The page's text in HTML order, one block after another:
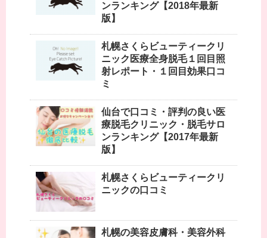
ンランキング【2018年最新
版】
札幌さくらビューティークリ
ニック医療全身脱毛１回目照
射レポート・１回目効果口コ
ミ
仙台で口コミ・評判の良い医
療脱毛クリニック・脱毛サロ
ンランキング【2017年最新
版】
札幌さくらビューティークリ
ニックの口コミ
札幌の美容皮膚科・美容外科